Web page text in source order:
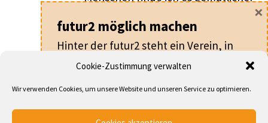
Cookie-Zustimmung verwalten
Wir verwenden Cookies, um unsere Website und unseren Service zu optimieren.
sicherem und vertrautem Terrain
zu bewegen. Da stoße ich auf
weniger Risiken, lebe in meinem
eingespielten Rhythmus, tue, was
...
... DEN GESAMTEN ARTIKEL LESEN
futur2 möglich machen
Hinter der futur2 steht ein Verein, in
dem alle ehrenamtlich arbeiten.
Für nur20 €pro Jahr machen Sie als
sondern werden auch Teil eines
×